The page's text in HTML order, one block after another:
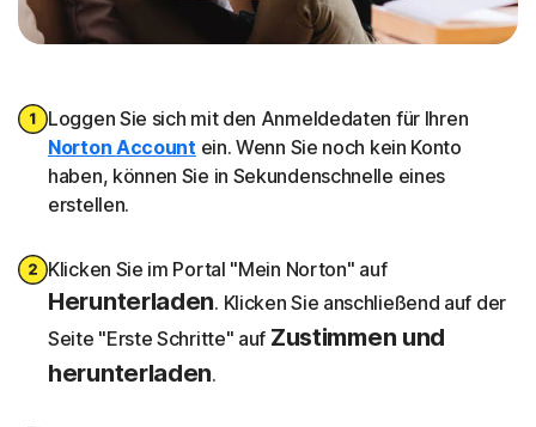
Loggen Sie sich mit den Anmeldedaten für Ihren
Norton Account ein. Wenn Sie noch kein Konto
haben, können Sie in Sekundenschnelle eines
erstellen.
Klicken Sie im Portal "Mein Norton" auf
Herunterladen. Klicken Sie anschließend auf der
Seite "Erste Schritte" auf Zustimmen und
herunterladen.